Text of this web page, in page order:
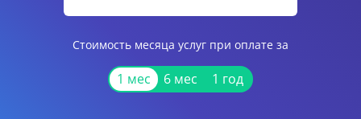
Стоимость месяца услуг при оплате за
1 мес 6 мес 1 год